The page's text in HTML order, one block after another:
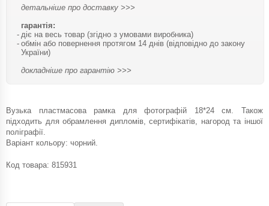
детальніше про доставку >>>
гарантія:
діє на весь товар (згідно з умовами виробника)
обмін або повернення протягом 14 днів (відповідно до закону
України)
докладніше про гарантію >>>
Вузька пластмасова рамка для фотографій 18*24 см. Також
підходить для обрамлення дипломів, сертифікатів, нагород та іншої
поліграфії.
Варіант кольору: чорний.
Код товара: 815931